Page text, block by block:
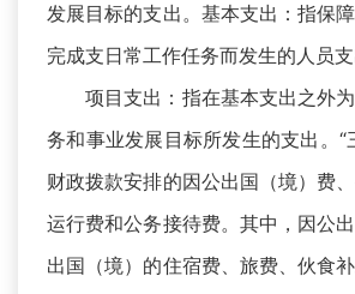
发展目标的支出。基本支出：指保障
完成支日常工作任务而发生的人员支
项目支出：指在基本支出之外
务和事业发展目标所发生的支出。“
财政拨款安排的因公出国（境）费
运行费和公务接待费。其中，因公
出国（境）的住宿费、旅费、伙食